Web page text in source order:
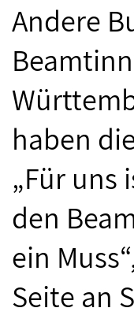
Andere
haben
„Für
den
ein
Seite an